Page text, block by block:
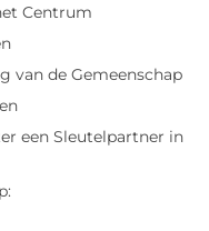
Centrum
van de Gemeenschap
een Sleutelpartner in